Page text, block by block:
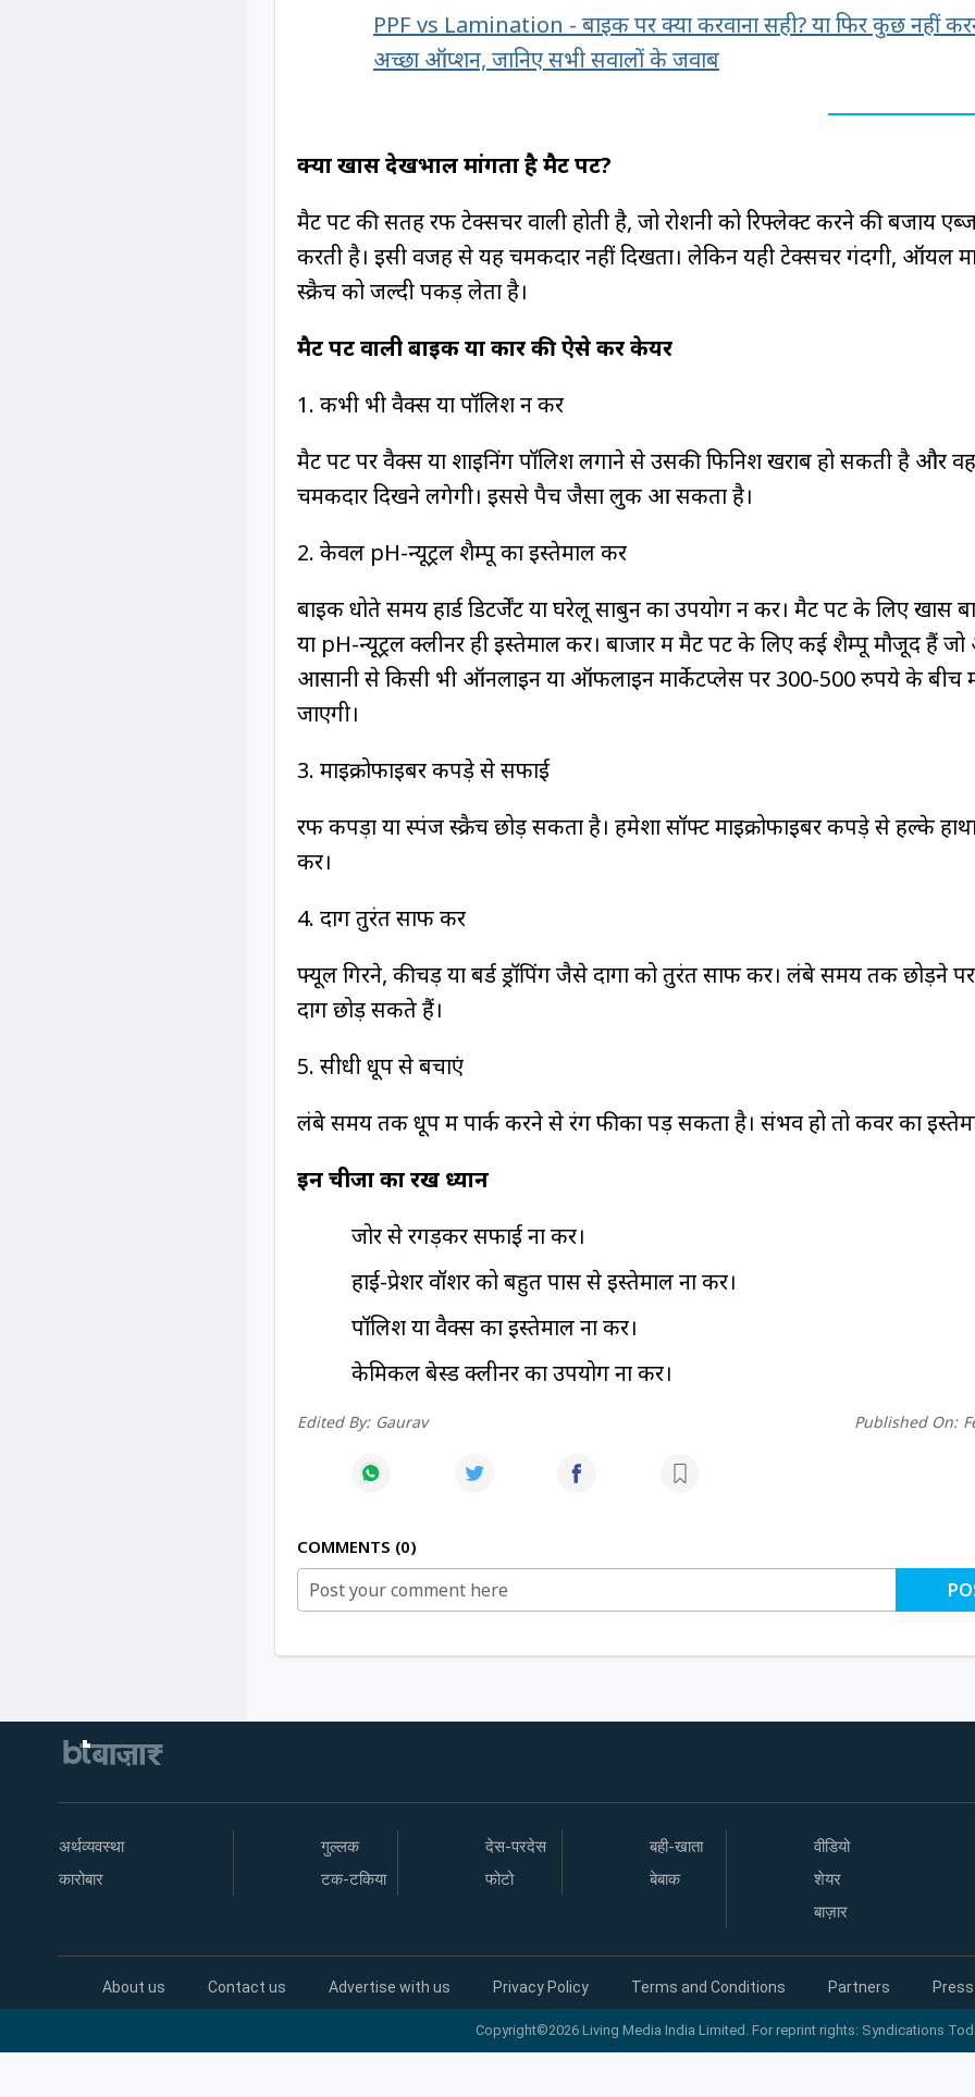
PPF vs Lamination - बाइक पर क्या करवाना सही? या फिर कुछ नहीं
अच्छा ऑप्शन, जानिए सभी सवालों के जवाब
क्यों खास देखभाल मांगता है मैट पेंट?
मैट पेंट की सतह रफ टेक्सचर वाली होती है, जो रोशनी को रिफ्लेक्ट करने की बजाय
करती है। इसी वजह से यह चमकदार नहीं दिखता। लेकिन यही टेक्सचर गंदगी, ऑयल
स्क्रैच को जल्दी पकड़ लेता है।
मैट पेंट वाली बाइक या कार की ऐसे करें केयर
1. कभी भी वैक्स या पॉलिश न करें
मैट पेंट पर वैक्स या शाइनिंग पॉलिश लगाने से उसकी फिनिश खराब हो सकती है और
चमकदार दिखने लगेगी। इससे पैच जैसा लुक आ सकता है।
2. केवल pH-न्यूट्रल शैम्पू का इस्तेमाल करें
बाइक धोते समय हार्ड डिटर्जेंट या घरेलू साबुन का उपयोग न करें। मैट पेंट के लिए खास
या pH-न्यूट्रल क्लीनर ही इस्तेमाल करें। बाजार में मैट पेंट के लिए कई शैम्पू मौजूद हैं
आसानी से किसी भी ऑनलाइन या ऑफलाइन मार्केटप्लेस पर 300-500 रुपये के बीच
जाएगी।
3. माइक्रोफाइबर कपड़े से सफाई
रफ कपड़ा या स्पंज स्क्रैच छोड़ सकता है। हमेशा सॉफ्ट माइक्रोफाइबर कपड़े से हल्के
करें।
4. दाग तुरंत साफ करें
फ्यूल गिरने, कीचड़ या बर्ड ड्रॉपिंग जैसे दागों को तुरंत साफ करें। लंबे समय तक छोड़ने
दाग छोड़ सकते हैं।
5. सीधी धूप से बचाएं
लंबे समय तक धूप में पार्क करने से रंग फीका पड़ सकता है। संभव हो तो कवर का
इन चीजों का रखें ध्यान
जोर से रगड़कर सफाई ना करें।
हाई-प्रेशर वॉशर को बहुत पास से इस्तेमाल ना करें।
पॉलिश या वैक्स का इस्तेमाल ना करें।
केमिकल बेस्ड क्लीनर का उपयोग ना करें।
Edited By: Gaurav Published On:
COMMENTS 0
अर्थव्यवस्था
कारोबार
गुल्लक
टक-टकिया
देस-परदेस
फोटो
बही-खाता
बेबाक
वीडियो
शेयर
बाज़ार
About us Contact us Advertise with us Privacy Policy Terms and Conditions Partners
Copyright©2026 Living Media India Limited. For reprint rights: Syndications